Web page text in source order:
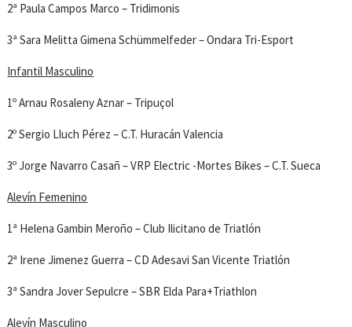
2ª Paula Campos Marco – Tridimonis
3ª Sara Melitta Gimena Schümmelfeder – Ondara Tri-Esport
Infantil Masculino
1º Arnau Rosaleny Aznar – Tripuçol
2º Sergio Lluch Pérez – C.T. Huracán Valencia
3º Jorge Navarro Casañ – VRP Electric -Mortes Bikes – C.T. Sueca
Alevín Femenino
1ª Helena Gambin Meroño – Club Ilicitano de Triatlón
2ª Irene Jimenez Guerra – CD Adesavi San Vicente Triatlón
3ª Sandra Jover Sepulcre – SBR Elda Para+Triathlon
Alevín Masculino